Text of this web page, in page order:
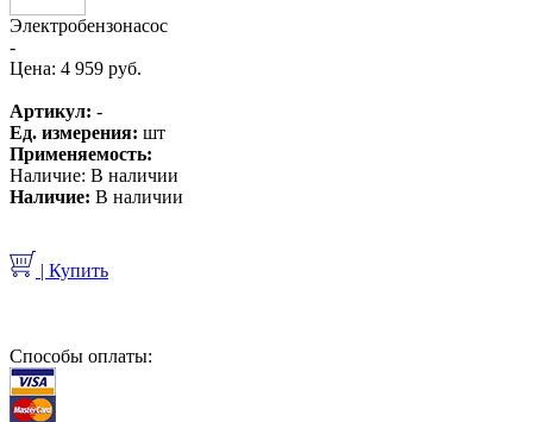
Электробензонасос
-
Цена: 4 959 руб.
Артикул: -
Ед. измерения: шт
Применяемость:
Наличие: В наличии
Наличие: В наличии
| Купить
Способы оплаты: